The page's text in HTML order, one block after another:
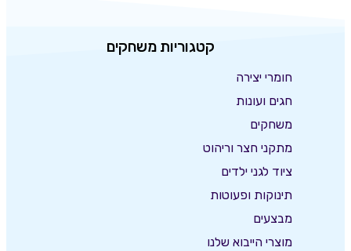
קטגוריות משחקים
חומרי יצירה
חגים ועונות
משחקים
מתקני חצר וריהוט
ציוד לגני ילדים
תינוקות ופעוטות
מבצעים
מוצרי הייבוא שלנו